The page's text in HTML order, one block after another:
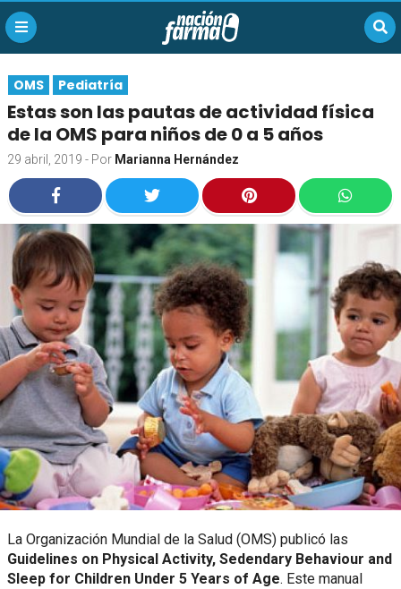
OMS Pediatría
Estas son las pautas de actividad física
de la OMS para niños de 0 a 5 años
29 abril, 2019 - Por Marianna Hernández
La Organización Mundial de la Salud (OMS) publicó las
Guidelines on Physical Activity, Sedendary Behaviour and
Sleep for Children Under 5 Years of Age. Este manual